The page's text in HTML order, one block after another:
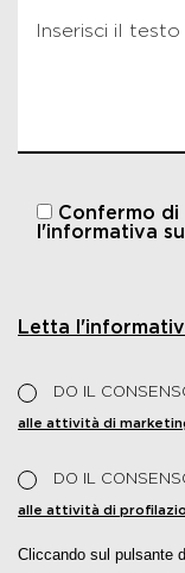
Confermo
l'informativa
Letta
DO IL
alle attività di
DO IL
alle attività di
Cliccando sul pulsante